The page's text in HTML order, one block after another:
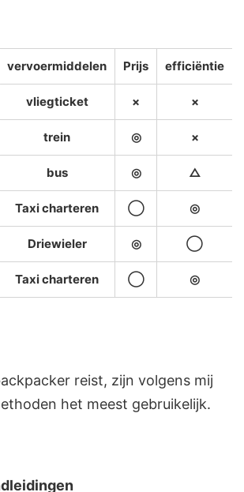
vervoermiddelen Prijs efficiëntie
vliegticket × ×
trein ◎ ×
bus ◎ △
Taxi charteren ◯ ◎
Driewieler ◎ ◯
Taxi charteren ◯ ◎
reist, zijn volgens mij
het meest gebruikelijk.